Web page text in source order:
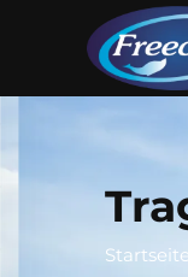
Startseite